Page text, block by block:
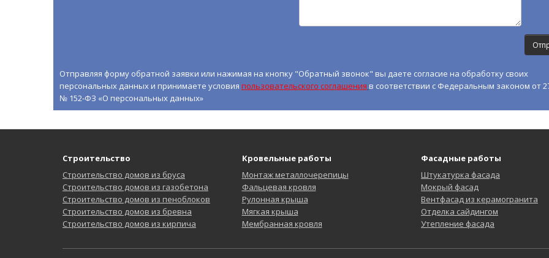
Отправляя форму обратной заявки или нажимая на кнопку "Обратный звонок" вы даете согласие на обработку своих
персональных данных и принимаете условия пользовательского соглашения в соответствии с Федеральным законом от
№ 152-ФЗ «О персональных данных»
Строительство
Строительство домов из бруса
Строительство домов из газобетона
Строительство домов из пеноблоков
Строительство домов из бревна
Строительство домов из кирпича
Кровельные работы
Монтаж металлочерепицы
Фальцевая кровля
Рулонная крыша
Мягкая крыша
Мембранная кровля
Фасадные работы
Штукатурка фасада
Мокрый фасад
Вентфасад из керамогранита
Отделка сайдингом
Утепление фасада